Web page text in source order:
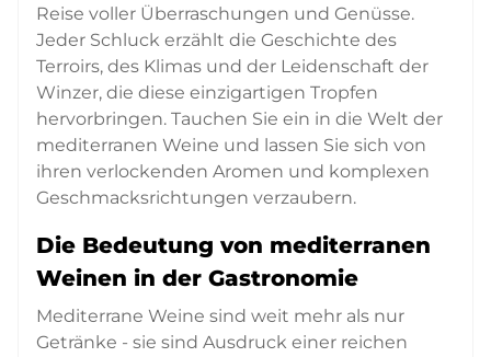
Reise voller Überraschungen und Genüsse.
Jeder Schluck erzählt die Geschichte des
Terroirs, des Klimas und der Leidenschaft der
Winzer, die diese einzigartigen Tropfen
hervorbringen. Tauchen Sie ein in die Welt der
mediterranen Weine und lassen Sie sich von
ihren verlockenden Aromen und komplexen
Geschmacksrichtungen verzaubern.
Die Bedeutung von mediterranen
Weinen in der Gastronomie
Mediterrane Weine sind weit mehr als nur
Getränke - sie sind Ausdruck einer reichen